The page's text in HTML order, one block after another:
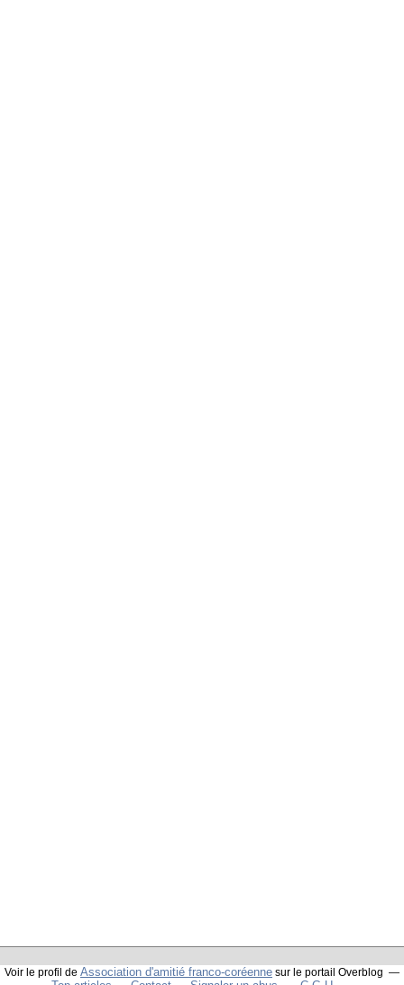
Voir le profil de Association d'amitié franco-coréenne sur le portail Overblog